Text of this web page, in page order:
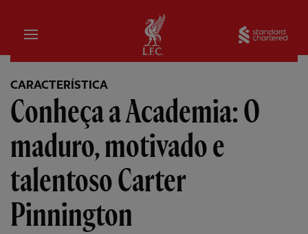
Inicial
CARACTERÍSTICA
Conheça a Academia: O
maduro, motivado e
talentoso Carter
Pinnington